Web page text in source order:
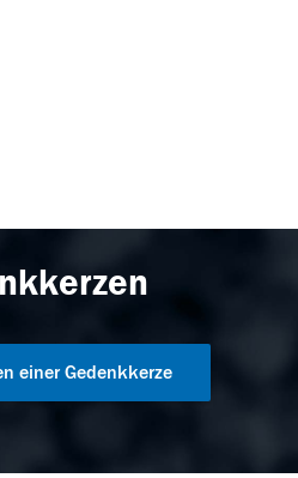
einer Gedenkkerze